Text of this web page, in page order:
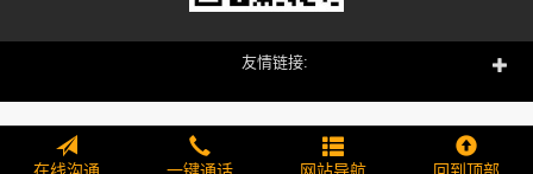
友情链接: